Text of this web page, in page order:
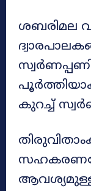
ശബരിമല
കുറച്ച്